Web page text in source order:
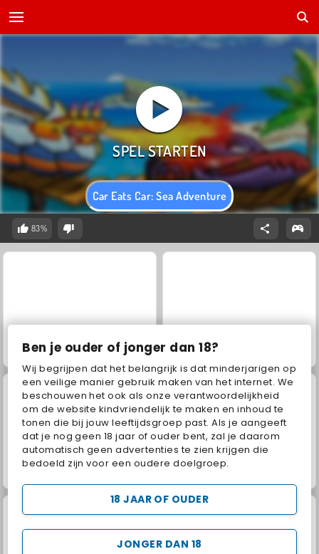
Ben je ouder of jonger dan 18?
Wij begrijpen dat het belangrijk is dat minderjarigen op
een veilige manier gebruik maken van het internet. We
beschouwen het ook als onze verantwoordelijkheid
om de website kindvriendelijk te maken en inhoud te
tonen die bij jouw leeftijdsgroep past. Als je aangeeft
dat je nog geen 18 jaar of ouder bent, zal je daarom
automatisch geen advertenties te zien krijgen die
bedoeld zijn voor een oudere doelgroep.
JONGER DAN 18
18 JAAR OF OUDER
Car Eats Car: Sea Adventure
83%
Jewel Garden Story Trollface Quest: USA 2